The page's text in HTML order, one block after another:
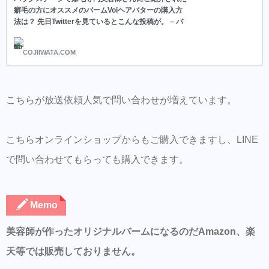
癖毛の方にオススメのバームVoiヘアバターの購入方
法は？ 先日Twitterを見ているとこんな投稿が。 – バ
毛の方にオススメのバームVoiヘアバターの購入方法
は？COJIIWATA.COM
こちらが放送依頼人気で問い合わせが増えています。
こちらオンラインショップからもご購入できますし、LINE
で問い合わせてもらっても購入できます。
Memo
美容師が作ったオリジナルバームになるのだAmazon、楽
天等では販売しておりません。